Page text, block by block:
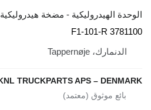
- مضخة هيدروليكية
KNL TRUCKPARTS APS –